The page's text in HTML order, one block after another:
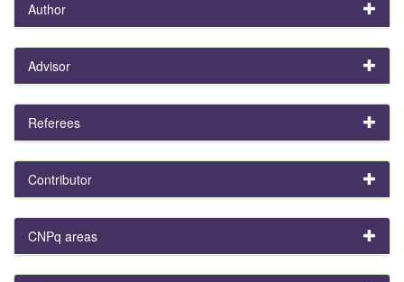
Author
Advisor
Referees
Contributor
CNPq areas